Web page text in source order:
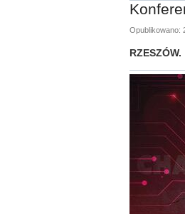
Opublikowano:
RZESZÓW.